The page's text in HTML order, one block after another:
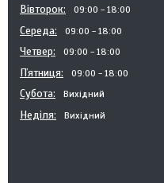
Вівторок 09:00 18:00
Середа 09:00 18:00
Четвер 09:00 18:00
Пʼятниця 09:00 18:00
Субота Вихідний
Неділя Вихідний